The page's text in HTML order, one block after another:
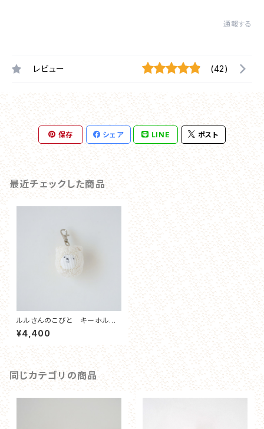
通報する
レビュー (42)
保存 シェア LINE ポスト
最近チェックした商品
ルルさんのこびと キーホルダ
ー
¥4,400
同じカテゴリの商品